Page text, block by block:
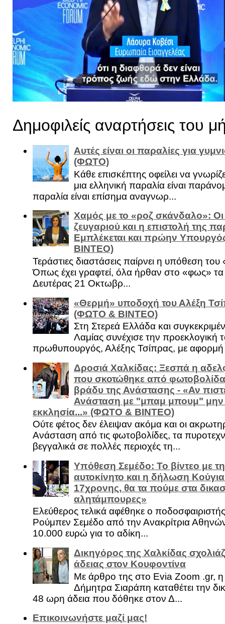
Δημοφιλείς αναρτήσεις του
Αυτές είναι οι παραλίες για
(ΦΩΤΟ)
Κάθε επισκέπτης οφείλει να
μια ελληνική παραλία είναι
παραλία είναι επίσημα αναγνωρ...
Χαμός με το «ροζ σκάνδαλο»: Οι
ζευγαριού και η επιστολή της
Εμπλέκεται και πρώην
ΒΙΝΤΕΟ)
Τεράστιες διαστάσεις παίρνει η υπόθεση
Όπως έχει γραφτεί, όλα ήρθαν στο «φως»
Δευτέρας 21 Οκτωβρ...
«Θερμή» υποδοχή του Αλέξη
(ΦΩΤΟ & ΒΙΝΤΕΟ)
Στη Στερεά Ελλάδα και
Λαμίας συνέχισε την προεκλογική
πρωθυπουργός, Αλέξης Τσίπρας, με αφορμή
Δροσιά Χαλκίδας: Ξεσπά η
που σκοτώθηκε από φωτοβολίδα
βράδυ της Ανάστασης - «Αν
Ανάσταση με "μπαμ μπουμ" μην
εκκλησία...» (ΦΩΤΟ & ΒΙΝΤΕΟ)
Ούτε φέτος δεν έλειψαν ακόμα και οι
Ανάσταση από τις φωτοβολίδες, τα
βεγγαλικά σε πολλές περιοχές τη...
Υπόθεση Σεμέδο: Το βίντεο με
αυτοκίνητο και η δήλωση
17χρονης, θα τα πούμε στα
αλητάμπουρες»
Ελεύθερος τελικά αφέθηκε ο
Ρούμπεν Σεμέδο από την Ανακρίτρια
10.000 ευρώ για το αδίκη...
Δικηγόρος της Χαλκίδας
άδειας στον Κουφοντίνα
Με άρθρο της στο Evia Zoom .gr,
Δήμητρα Σιαράπη καταθέτει την
48 ωρη άδεια που δόθηκε στον Δ...
Επικοινωνήστε μαζί μας!